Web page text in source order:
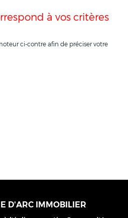
à vos critères
ci-contre afin de préciser votre
D'ARC IMMOBILIER